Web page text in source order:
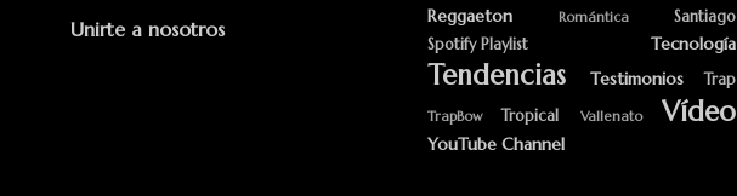
Unirte a nosotros
Reggaeton Romántica
Santiago
Spotify Playlist
Tecnología
Tendencias Testimonios Trap
TrapBow Tropical Vallenato Vídeo
YouTube Channel